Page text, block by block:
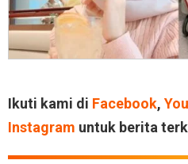
Ikuti kami di Facebook,
Instagram untuk berita